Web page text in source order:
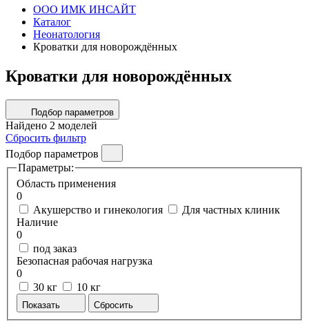
ООО ИМК ИНСАЙТ
Каталог
Неонатология
Кроватки для новорождённых
Кроватки для новорождённых
Подбор параметров
Найдено 2 моделей
Сбросить фильтр
Подбор параметров
Параметры:
Область применения
0
Акушерство и гинекология
Для частных клиник
Наличие
0
под заказ
Безопасная рабочая нагрузка
0
30 кг
10 кг
Показать Сбросить